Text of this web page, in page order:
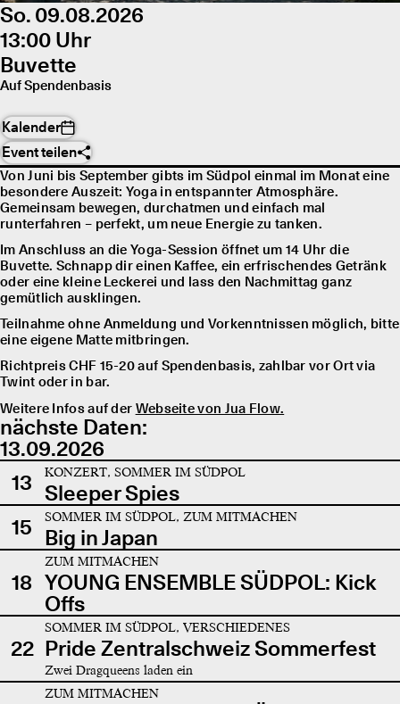
So. 09.08.2026
13:00 Uhr
Buvette
Auf Spendenbasis
Kalender
Event teilen
Von Juni bis September gibts im Südpol einmal im Monat eine
besondere Auszeit: Yoga in entspannter Atmosphäre.
Gemeinsam bewegen, durchatmen und einfach mal
runterfahren – perfekt, um neue Energie zu tanken.
Im Anschluss an die Yoga-Session öffnet um 14 Uhr die
Buvette. Schnapp dir einen Kaffee, ein erfrischendes Getränk
oder eine kleine Leckerei und lass den Nachmittag ganz
gemütlich ausklingen.
Teilnahme ohne Anmeldung und Vorkenntnissen möglich, bitte
eine eigene Matte mitbringen.
Richtpreis CHF 15-20 auf Spendenbasis, zahlbar vor Ort via
Twint oder in bar.
Weitere Infos auf der Webseite von Jua Flow.
nächste Daten:
13.09.2026
13
KONZERT, SOMMER IM SÜDPOL
Sleeper Spies
15
SOMMER IM SÜDPOL, ZUM MITMACHEN
Big in Japan
18
ZUM MITMACHEN
YOUNG ENSEMBLE SÜDPOL: Kick
Offs
22
SOMMER IM SÜDPOL, VERSCHIEDENES
Pride Zentralschweiz Sommerfest
Zwei Dragqueens laden ein
ZUM MITMACHEN